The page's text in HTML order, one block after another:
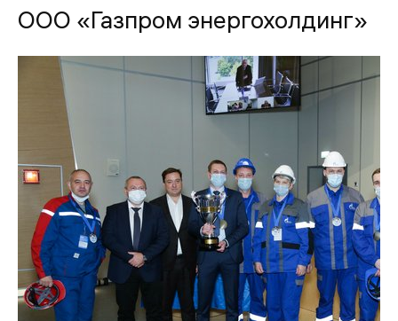
ООО «Газпром энергохолдинг»